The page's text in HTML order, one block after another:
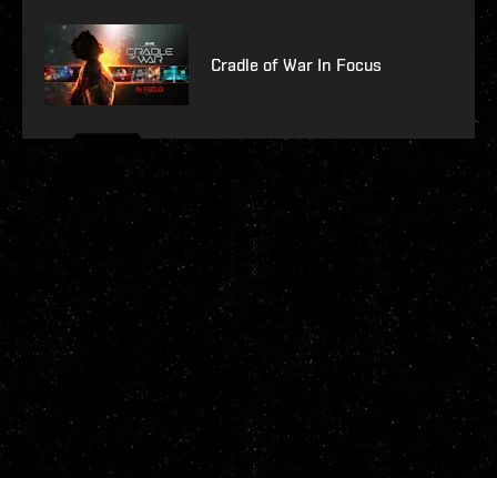
Cradle of War In Focus